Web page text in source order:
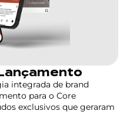
integrada de brand
para o Core
exclusivos que geraram